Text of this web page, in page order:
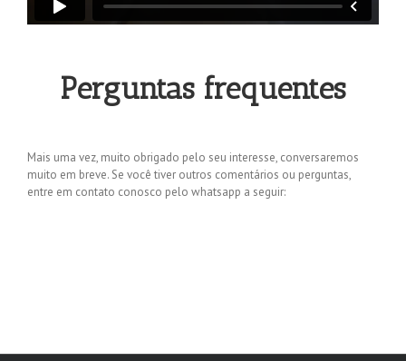
Perguntas frequentes
Mais uma vez, muito obrigado pelo seu interesse, conversaremos
muito em breve. Se você tiver outros comentários ou perguntas,
entre em contato conosco pelo whatsapp a seguir: